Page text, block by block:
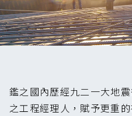
鑑之國內歷經九二一大地
之工程經理人，賦予更重